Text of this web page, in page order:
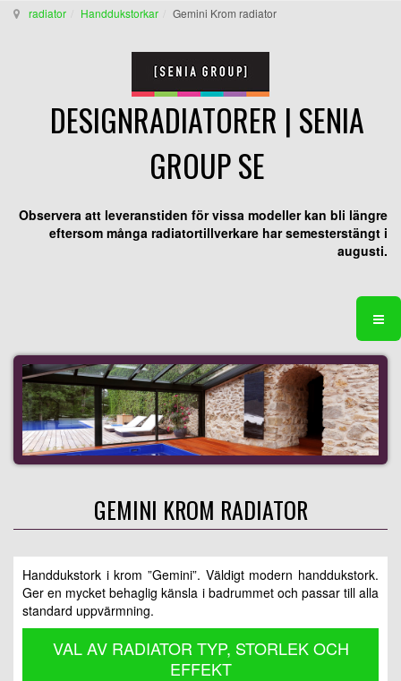
radiator Handdukstorkar Gemini Krom radiator
DESIGNRADIATORER | SENIA
GROUP SE
Observera att leveranstiden för vissa modeller kan bli längre
eftersom många radiatortillverkare har semesterstängt i
augusti.
GEMINI KROM RADIATOR
Handdukstork i krom ”Gemini”. Väldigt modern handdukstork.
Ger en mycket behaglig känsla i badrummet och passar till alla
standard uppvärmning.
VAL AV RADIATOR TYP, STORLEK OCH
EFFEKT